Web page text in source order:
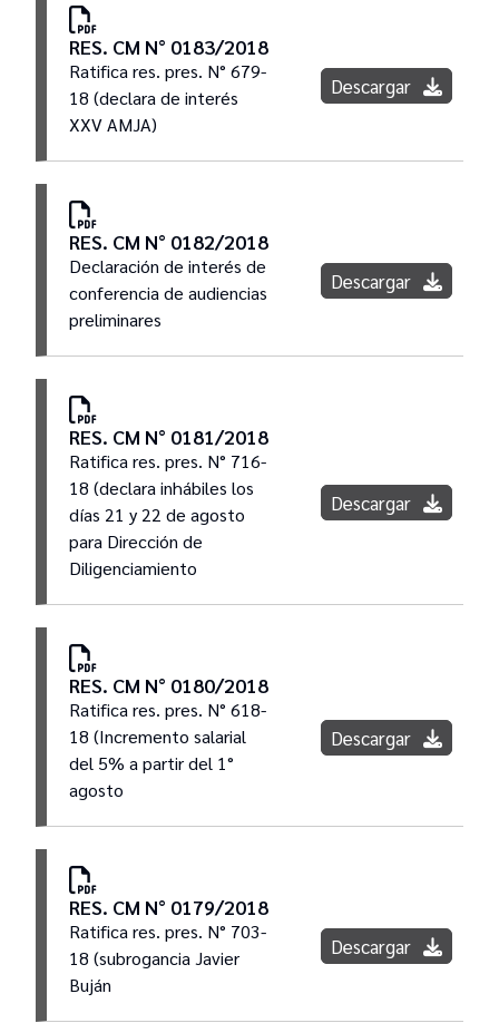
RES. CM N° 0183/2018
Ratifica res. pres. N° 679-
18 (declara de interés
XXV AMJA)
Descargar
RES. CM N° 0182/2018
Declaración de interés de
conferencia de audiencias
preliminares
Descargar
RES. CM N° 0181/2018
Ratifica res. pres. N° 716-
18 (declara inhábiles los
días 21 y 22 de agosto
para Dirección de
Diligenciamiento
Descargar
RES. CM N° 0180/2018
Ratifica res. pres. N° 618-
18 (Incremento salarial
del 5% a partir del 1°
agosto
Descargar
RES. CM N° 0179/2018
Ratifica res. pres. N° 703-
18 (subrogancia Javier
Buján
Descargar